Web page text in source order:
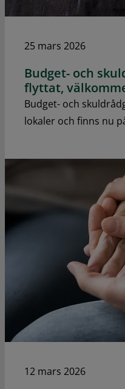
25 mars 2026
Budget- och
flyttat,
Budget- och
lokaler och finns nu
12 mars 2026